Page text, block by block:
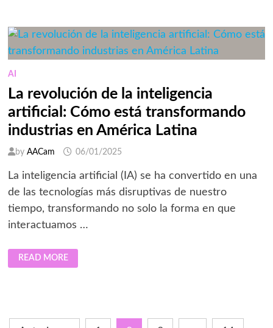
EMPLEOS:
RETOS
OPORTUNIDADES
AI
La revolución de la inteligencia
artificial: Cómo está transformando
industrias en América Latina
by AACam 06/01/2025
La inteligencia artificial (IA) se ha convertido en una
de las tecnologías más disruptivas de nuestro
tiempo, transformando no solo la forma en que
interactuamos …
LA
REVOLUCIÓN
DE
TRANSFORMANDO
READ MORE